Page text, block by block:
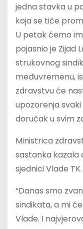
jedna stavka u
koja se tiče
U petak ćemo
pojasnio je Zijad
strukovnog
međuvremenu,
zdravstvu će
upozorenja
doručak u svim
Ministrica
sastanka kazala
sjednici Vlade TK.
“Danas smo
sindikata, a mi
Vlade. I